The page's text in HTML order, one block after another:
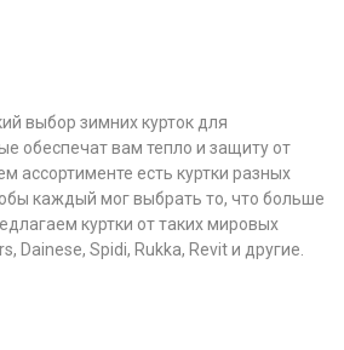
выбор зимних курток для
обеспечат вам тепло и защиту от
ассортименте есть куртки разных
каждый мог выбрать то, что больше
куртки от таких мировых
Dainese, Spidi, Rukka, Revit и другие.